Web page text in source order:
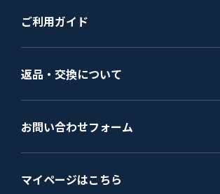
ご利用ガイド
返品・交換について
お問い合わせフォーム
マイページはこちら